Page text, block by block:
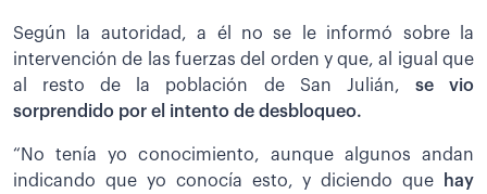
Según la autoridad, a él no se le informó sobre la
intervención de las fuerzas del orden y que, al igual que
al resto de la población de San Julián, se vio
sorprendido por el intento de desbloqueo.
“No tenía yo conocimiento, aunque algunos andan
indicando que yo conocía esto, y diciendo que
hay